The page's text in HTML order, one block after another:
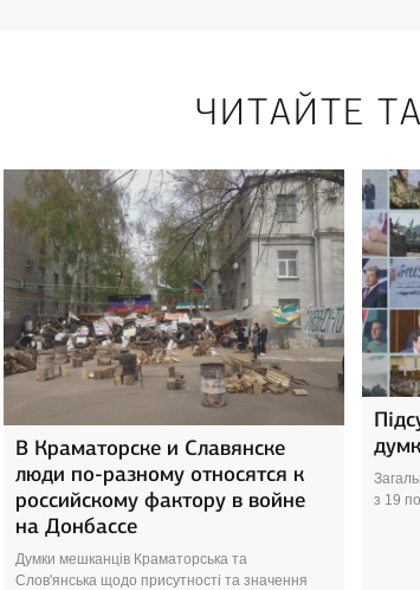
ЧИТАЙТЕ
В Краматорске и Славянске
люди по-разному относятся к
российскому фактору в войне
на Донбассе
Думки мешканців Краматорська та
Слов'янська щодо присутності та значення
з 19